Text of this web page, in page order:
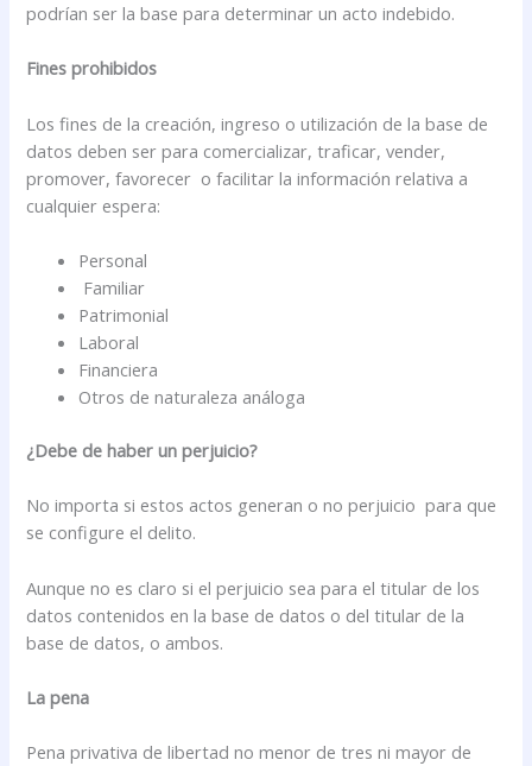
podrían ser la base para determinar un acto indebido.
Fines prohibidos
Los fines de la creación, ingreso o utilización de la base de
datos deben ser para comercializar, traficar, vender,
promover, favorecer o facilitar la información relativa a
cualquier espera:
Personal
Familiar
Patrimonial
Laboral
Financiera
Otros de naturaleza análoga
¿Debe de haber un perjuicio?
No importa si estos actos generan o no perjuicio para que
se configure el delito.
Aunque no es claro si el perjuicio sea para el titular de los
datos contenidos en la base de datos o del titular de la
base de datos, o ambos.
La pena
Pena privativa de libertad no menor de tres ni mayor de